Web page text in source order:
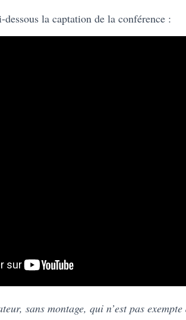
la captation de la conférence :
sans montage, qui n’est pas